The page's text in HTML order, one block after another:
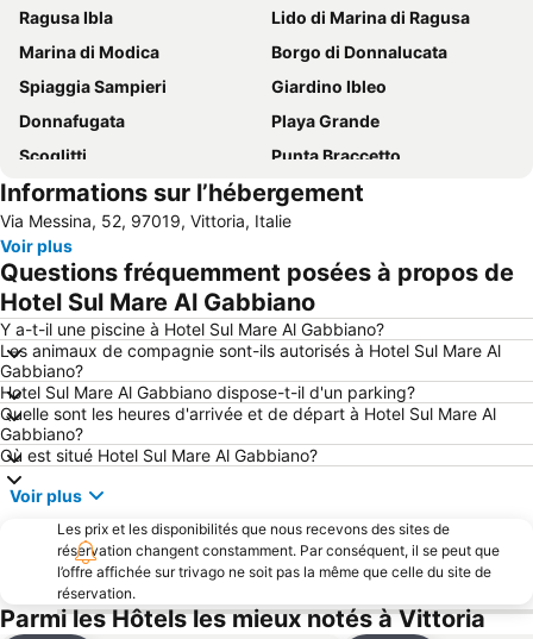
Ragusa Ibla
Lido di Marina di Ragusa
Marina di Modica
Borgo di Donnalucata
Spiaggia Sampieri
Giardino Ibleo
Donnafugata
Playa Grande
Scoglitti
Punta Braccetto
Punta Secca
Lago di Santa Rosalia
Porto Turistico di Marina di Ragusa
La cava di Ispica
Santa Maria del Focallo
Informations sur l’hébergement
Via Messina, 52, 97019, Vittoria, Italie
Voir plus
Questions fréquemment posées à propos de
Hotel Sul Mare Al Gabbiano
Y a-t-il une piscine à Hotel Sul Mare Al Gabbiano?
Les animaux de compagnie sont-ils autorisés à Hotel Sul Mare Al
Gabbiano?
Hotel Sul Mare Al Gabbiano dispose-t-il d'un parking?
Quelle sont les heures d'arrivée et de départ à Hotel Sul Mare Al
Gabbiano?
Où est situé Hotel Sul Mare Al Gabbiano?
Voir plus
Les prix et les disponibilités que nous recevons des sites de
réservation changent constamment. Par conséquent, il se peut que
l’offre affichée sur trivago ne soit pas la même que celle du site de
réservation.
Parmi les Hôtels les mieux notés à Vittoria